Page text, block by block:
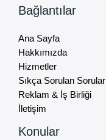
Bağlantılar
Ana Sayfa
Hakkımızda
Hizmetler
Sıkça Sorulan Sorular
Reklam & İş Birliği
İletişim
Konular